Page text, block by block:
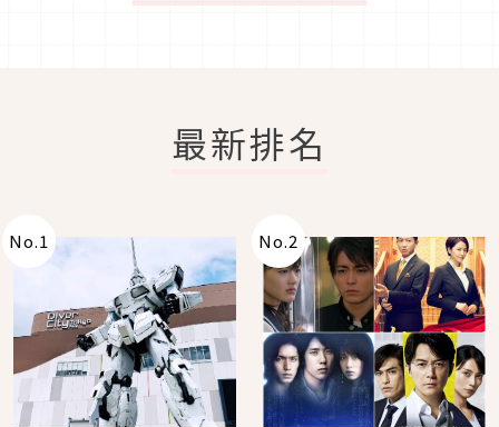
最新排名
No.1 No.2